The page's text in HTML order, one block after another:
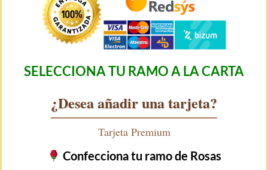
SELECCIONA TU RAMO A LA CARTA
¿Desea añadir una tarjeta?
Tarjeta Premium
Confecciona tu ramo de Rosas